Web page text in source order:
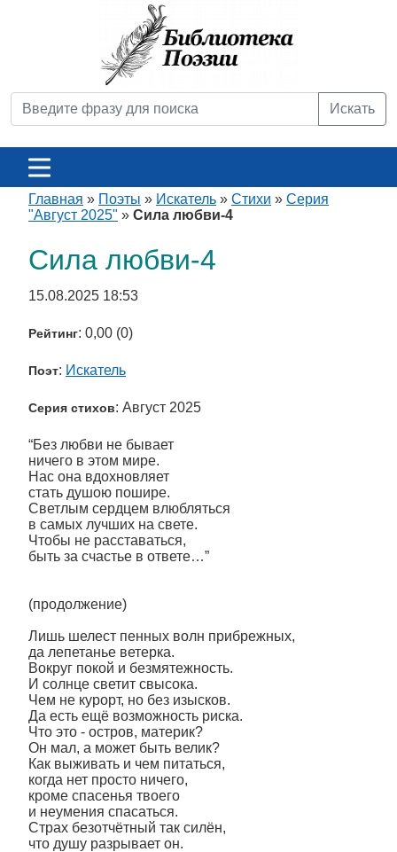
Искать
Главная » Поэты » Искатель » Стихи » Серия
"Август 2025" » Сила любви-4
Сила любви-4
15.08.2025 18:53
Рейтинг: 0,00 (0)
Поэт: Искатель
Серия стихов: Август 2025
“Без любви не бывает
ничего в этом мире.
Нас она вдохновляет
стать душою пошире.
Светлым сердцем влюбляться
в самых лучших на свете.
Чтобы не расставаться,
быть за счастье в ответе…”
(продолжение)
Лишь шелест пенных волн прибрежных,
да лепетанье ветерка.
Вокруг покой и безмятежность.
И солнце светит свысока.
Чем не курорт, но без изысков.
Да есть ещё возможность риска.
Что это - остров, материк?
Он мал, а может быть велик?
Как выживать и чем питаться,
когда нет просто ничего,
кроме спасенья твоего
и неумения спасаться.
Страх безотчётный так силён,
что душу разрывает он.